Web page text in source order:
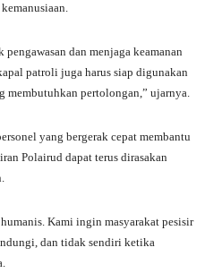
dan menjaga keamanan
patroli juga harus siap digunakan
membutuhkan pertolongan,” ujarnya.
yang bergerak cepat membantu
Polairud dapat terus dirasakan
Kami ingin masyarakat pesisir
dan tidak sendiri ketika